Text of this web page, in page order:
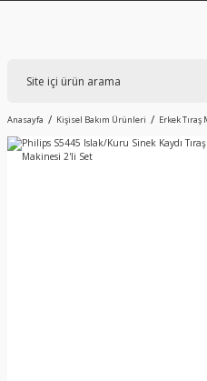
Anasayfa Kişisel Bakım Ürünleri Erkek